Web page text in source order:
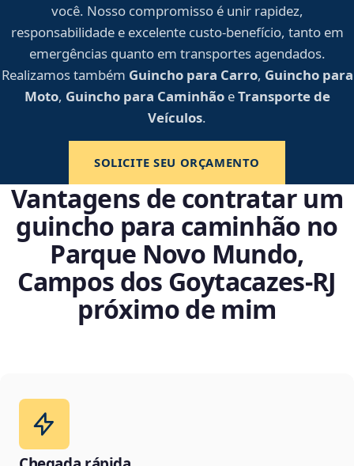
você. Nosso compromisso é unir rapidez,
responsabilidade e excelente custo-benefício, tanto em
emergências quanto em transportes agendados.
Realizamos também Guincho para Carro, Guincho para
Moto, Guincho para CaminhãoeTransporte de
Veículos.
SOLICITE SEU ORÇAMENTO
Vantagens de contratar um
guincho para caminhão no
Parque Novo Mundo,
Campos dos Goytacazes‑RJ
próximo de mim